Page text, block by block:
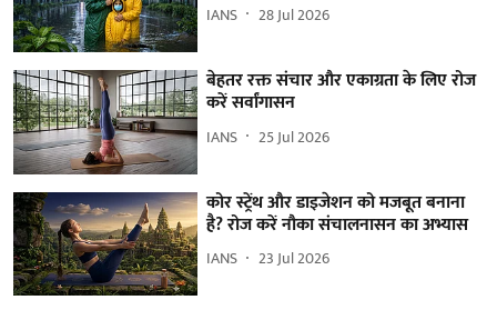
IANS 28 Jul 2026
बेहतर रक्त संचार और एकाग्रता के लिए रोज
करें सर्वांगासन
IANS 25 Jul 2026
कोर स्ट्रेंथ और डाइजेशन को मजबूत बनाना
है? रोज करें नौका संचालनासन का अभ्यास
IANS 23 Jul 2026